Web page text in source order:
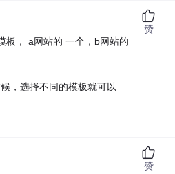
板， a网站的 一个，b网站的
，选择不同的模板就可以
赞
赞